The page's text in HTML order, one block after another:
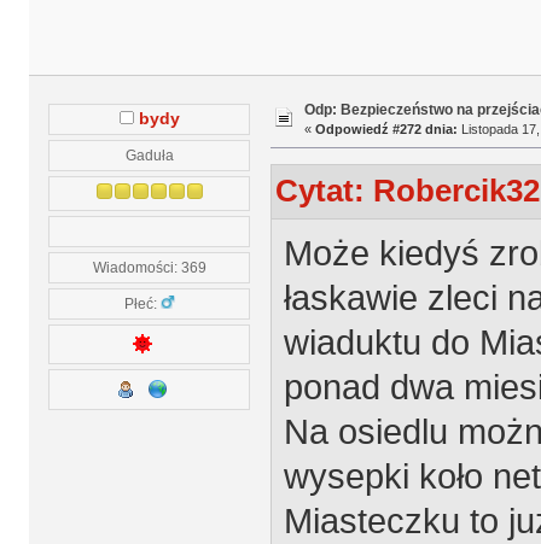
bydy
Gaduła
Wiadomości: 369
Płeć:
Odp: Bezpieczeństwo na
« Odpowiedź #272 dnia: Listopada
Cytat:
Może kiedyś
łaskawie zleci
wiaduktu do
ponad dwa
Na osiedlu
wysepki koło
Miasteczku to